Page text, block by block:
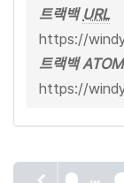
트랙백 URL
https://
트랙백
https://
...